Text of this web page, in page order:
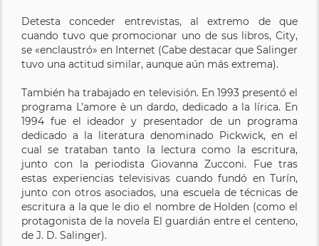
Detesta conceder entrevistas, al extremo de que
cuando tuvo que promocionar uno de sus libros, City,
se «enclaustró» en Internet (Cabe destacar que Salinger
tuvo una actitud similar, aunque aún más extrema).
También ha trabajado en televisión. En 1993 presentó el
programa L’amore è un dardo, dedicado a la lírica. En
1994 fue el ideador y presentador de un programa
dedicado a la literatura denominado Pickwick, en el
cual se trataban tanto la lectura como la escritura,
junto con la periodista Giovanna Zucconi. Fue tras
estas experiencias televisivas cuando fundó en Turín,
junto con otros asociados, una escuela de técnicas de
escritura a la que le dio el nombre de Holden (como el
protagonista de la novela El guardián entre el centeno,
de J. D. Salinger).